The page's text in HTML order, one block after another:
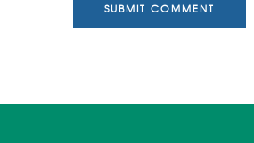
SUBMIT COMMENT